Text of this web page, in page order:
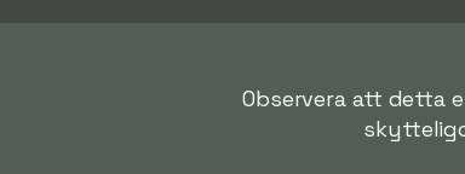
Observera att detta